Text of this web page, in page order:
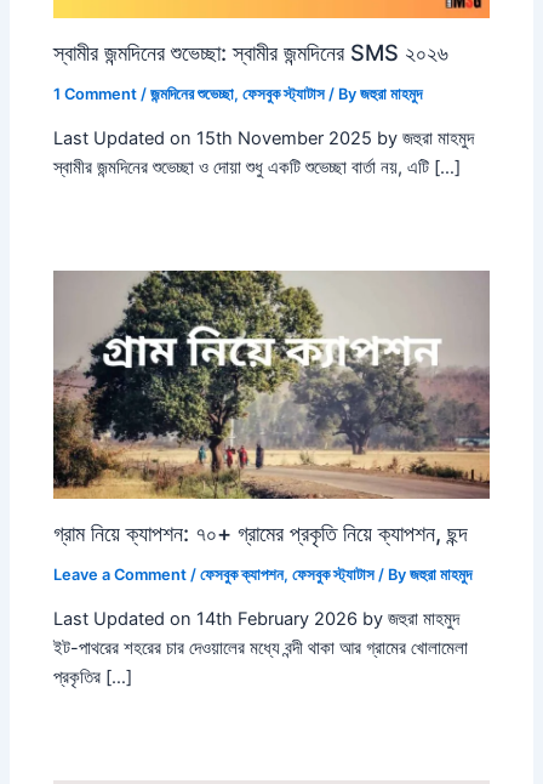
স্বামীর জন্মদিনের শুভেচ্ছা: স্বামীর জন্মদিনের SMS ২০২৬
1 Comment /জন্মদিনের শুভেচ্ছা,ফেসবুক স্ট্যাটাস/ Byজহুরা মাহমুদ
Last Updated on 15th November 2025 by জহুরা মাহমুদ
স্বামীর জন্মদিনের শুভেচ্ছা ও দোয়া শুধু একটি শুভেচ্ছা বার্তা নয়, এটি […]
গ্রাম নিয়ে ক্যাপশন: ৭০+ গ্রামের প্রকৃতি নিয়ে ক্যাপশন, ছন্দ
Leave a Comment /ফেসবুক ক্যাপশন,ফেসবুক স্ট্যাটাস/ Byজহুরা মাহমুদ
Last Updated on 14th February 2026 by জহুরা মাহমুদ
ইট-পাথরের শহরের চার দেওয়ালের মধ্যে বন্দী থাকা আর গ্রামের খোলামেলা
প্রকৃতির […]